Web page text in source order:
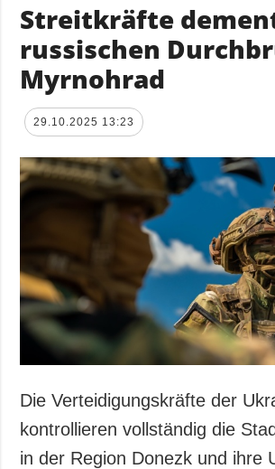
Streitkräfte
russischen
Myrnohrad
29.10.2025 13:23
Die Verteidigungskräfte der
kontrollieren vollständig die
in der Region Donezk und ihre